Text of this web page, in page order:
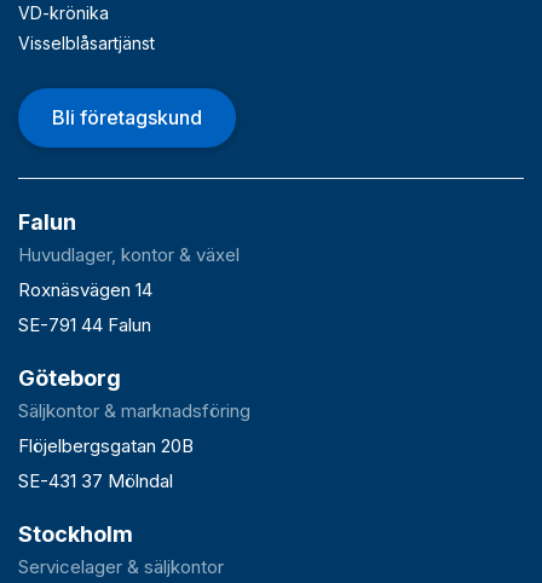
VD-krönika
Visselblåsartjänst
Bli företagskund
Falun
Huvudlager, kontor & växel
Roxnäsvägen 14
SE-791 44 Falun
Göteborg
Säljkontor & marknadsföring
Flöjelbergsgatan 20B
SE-431 37 Mölndal
Stockholm
Servicelager & säljkontor